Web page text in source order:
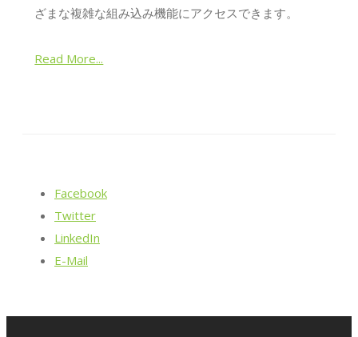
ざまな複雑な組み込み機能にアクセスできます。
Read More...
Facebook
Twitter
LinkedIn
E-Mail